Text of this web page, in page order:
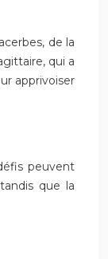
de la
qui a
apprivoiser
peuvent
que la